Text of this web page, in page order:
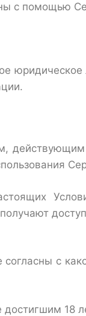
с помощью
юридическое
с
18